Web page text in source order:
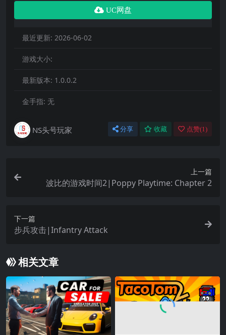
UC网盘
最近更新: 2026-06-02
游戏大小:
最新版本: 1.0.0.2
金手指: 无
NS头号玩家 分享 收藏 点赞(1 )
上一篇
波比的游戏时间2|Poppy Playtime: Chapter 2
下一篇
步兵攻击|Infantry Attack
相关文章